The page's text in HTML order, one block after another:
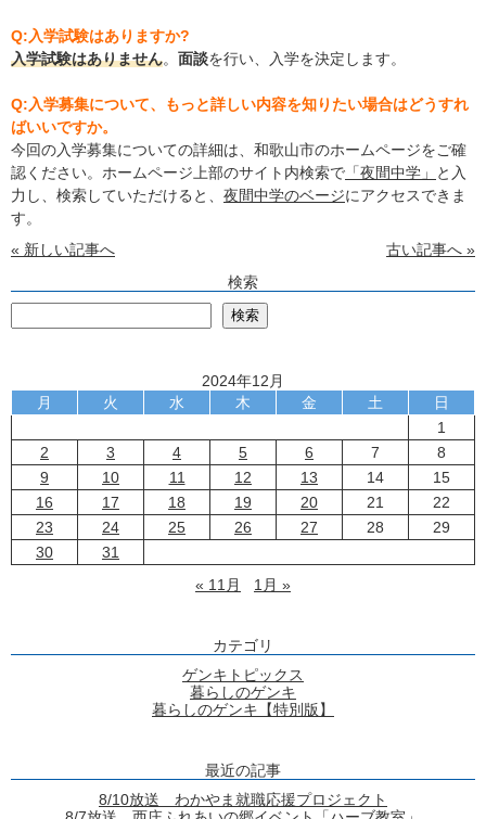
Q:入学試験はありますか?
入学試験はありません。 面談を行い、入学を決定します。
Q:入学募集について、もっと詳しい内容を知りたい場合はどうすれ
ばいいですか。
今回の入学募集についての詳細は、和歌山市のホームページをご確
認ください。ホームページ上部のサイト内検索で 「夜間中学」
と入
力し、検索していただけると、 夜間中学のベージにアクセスできま
す。
« 新しい記事へ
古い記事へ »
検索
検索
2024年12月
月
火 水 木 金 土
日
1
2
3 4 5 6 7
8
9
10 11 12 13 14
15
16
17 18 19 20 21
22
23
24 25 26 27 28
29
30
31
« 11月
1月 »
カテゴリ
ゲンキトピックス
暮らしのゲンキ
暮らしのゲンキ【特別版】
最近の記事
8/10放送 わかやま就職応援プロジェクト